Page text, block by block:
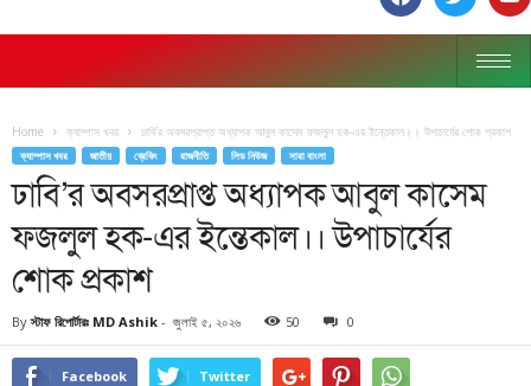
Home ক্যাম্পাস খবর ঢাবি’র অবসরপ্রাপ্ত অধ্যাপক আবুল কাসেম ফজলুল হক-এর ইন্তেকাল।। উপাচার্যের শোক প্রকাশ
ক্যাম্পাস খবর জাতীয় ব্রেকিং রাজনীতি লিড নিউজ সারা বাংলা
ঢাবি’র অবসরপ্রাপ্ত অধ্যাপক আবুল কাসেম
ফজলুল হক-এর ইন্তেকাল।। উপাচার্যের
শোক প্রকাশ
By স্টাফ রিপোর্টারঃ MD Ashik - জুলাই ৫, ২০২৬ 50 0
Facebook Twitter